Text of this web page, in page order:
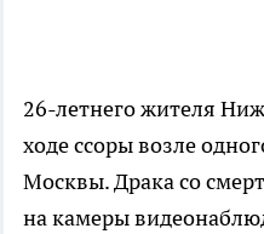
26-летнего жителя
ходе ссоры возле
Москвы. Драка со
на камеры